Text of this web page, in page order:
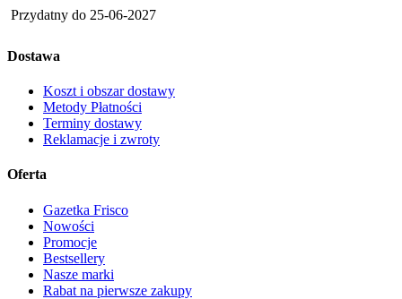
Przydatny do 25-06-2027
Dostawa
Koszt i obszar dostawy
Metody Płatności
Terminy dostawy
Reklamacje i zwroty
Oferta
Gazetka Frisco
Nowości
Promocje
Bestsellery
Nasze marki
Rabat na pierwsze zakupy